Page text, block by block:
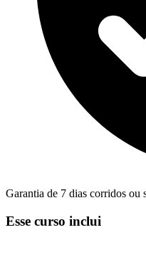
Garantia de 7 dias corridos ou
Esse curso inclui